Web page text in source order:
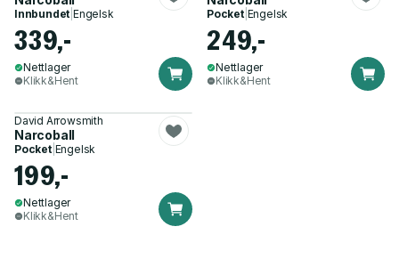
Innbundet |Engelsk
339,-
Nettlager
Klikk&Hent
Pocket| Engelsk
249,-
Nettlager
Klikk&Hent
David Arrowsmith
Narcoball
Pocket| Engelsk
199,-
Nettlager
Klikk&Hent